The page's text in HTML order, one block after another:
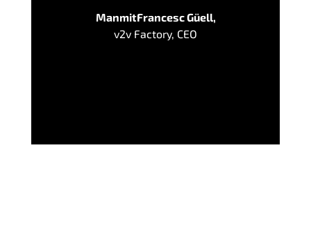
ManmitFrancesc Güell,
v2v Factory, CEO